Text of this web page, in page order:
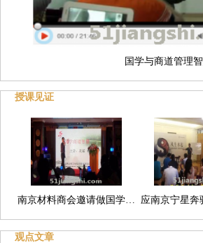
国学与商道管理
授课见证
南京材料商会邀请做国学… 应南京宁星奔
观点文章